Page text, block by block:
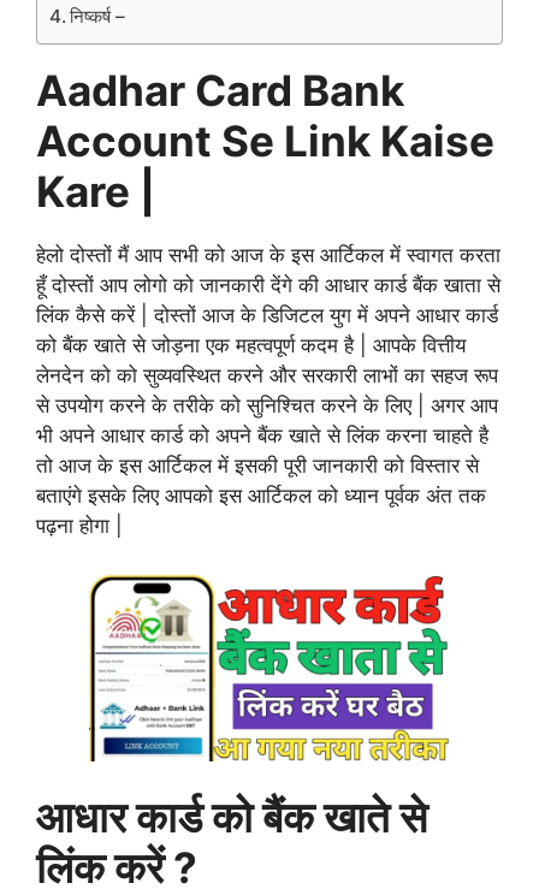
निष्कर्ष –
Aadhar Card Bank
Account Se Link Kaise
Kare |
हेलो दोस्तों मैं आप सभी को आज के इस आर्टिकल में स्वागत करता
हूँ दोस्तों आप लोगो को जानकारी देंगे की आधार कार्ड बैंक खाता से
लिंक कैसे करें | दोस्तों आज के डिजिटल युग में अपने आधार कार्ड
को बैंक खाते से जोड़ना एक महत्वपूर्ण कदम है | आपके वित्तीय
लेनदेन को को सुव्यवस्थित करने और सरकारी लाभों का सहज रूप
से उपयोग करने के तरीके को सुनिश्चित करने के लिए | अगर आप
भी अपने आधार कार्ड को अपने बैंक खाते से लिंक करना चाहते है
तो आज के इस आर्टिकल में इसकी पूरी जानकारी को विस्तार से
बताएंगे इसके लिए आपको इस आर्टिकल को ध्यान पूर्वक अंत तक
पढ़ना होगा |
आधार कार्ड को बैंक खाते से
लिंक करें ?